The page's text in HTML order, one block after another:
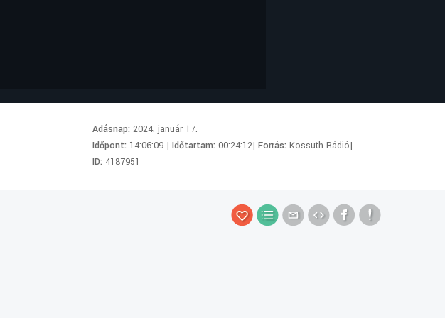
Adásnap:2024. január 17.
Időpont: 14:06:09 |Időtartam:00:24:12|Forrás:Kossuth Rádió|
ID:4187951